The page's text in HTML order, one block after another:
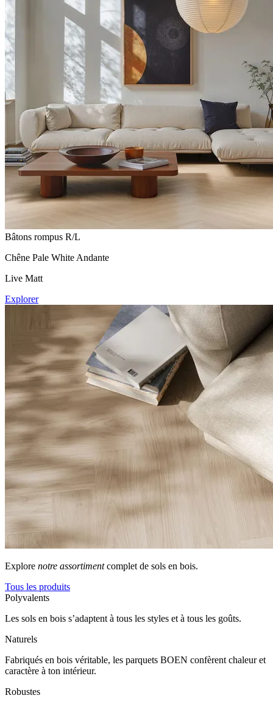
Bâtons rompus R/L
Chêne Pale White Andante
Live Matt
Explorer
Explore notre assortimentcomplet de sols en bois.
Tous les produits
Polyvalents
Les sols en bois s’adaptent à tous les styles et à tous les goûts.
Naturels
Fabriqués en bois véritable, les parquets BOEN confèrent chaleur et
caractère à ton intérieur.
Robustes